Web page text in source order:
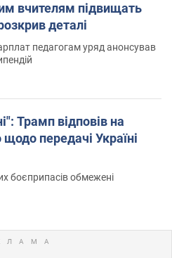
вчителям підвищать
деталі
педагогам уряд анонсував
Трамп відповів на
передачі Україні
боєприпасів обмежені